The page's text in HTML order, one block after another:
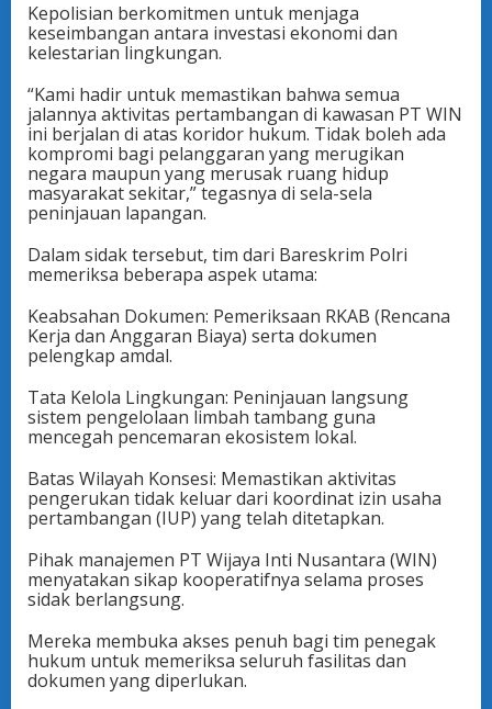
Kepolisian berkomitmen untuk menjaga
keseimbangan antara investasi ekonomi dan
kelestarian lingkungan.
“Kami hadir untuk memastikan bahwa semua
jalannya aktivitas pertambangan di kawasan PT WIN
ini berjalan di atas koridor hukum. Tidak boleh ada
kompromi bagi pelanggaran yang merugikan
negara maupun yang merusak ruang hidup
masyarakat sekitar,” tegasnya di sela-sela
peninjauan lapangan.
Dalam sidak tersebut, tim dari Bareskrim Polri
memeriksa beberapa aspek utama:
Keabsahan Dokumen: Pemeriksaan RKAB (Rencana
Kerja dan Anggaran Biaya) serta dokumen
pelengkap amdal.
Tata Kelola Lingkungan: Peninjauan langsung
sistem pengelolaan limbah tambang guna
mencegah pencemaran ekosistem lokal.
Batas Wilayah Konsesi: Memastikan aktivitas
pengerukan tidak keluar dari koordinat izin usaha
pertambangan (IUP) yang telah ditetapkan.
Pihak manajemen PT Wijaya Inti Nusantara (WIN)
menyatakan sikap kooperatifnya selama proses
sidak berlangsung.
Mereka membuka akses penuh bagi tim penegak
hukum untuk memeriksa seluruh fasilitas dan
dokumen yang diperlukan.